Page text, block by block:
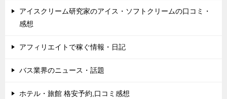
アイスクリーム研究家のアイス・ソフトクリームの口コミ・
感想
アフィリエイトで稼ぐ情報・日記
バス業界のニュース・話題
ホテル・旅館 格安予約,口コミ感想